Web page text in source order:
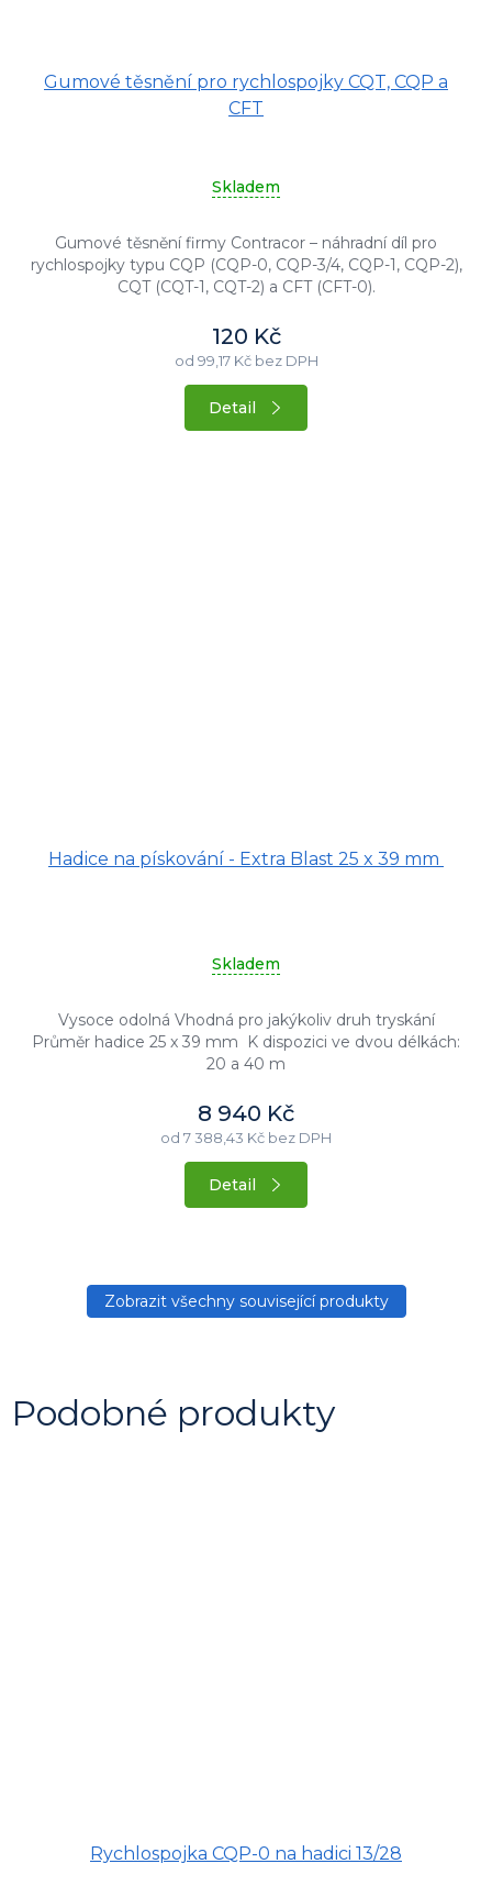
Gumové těsnění pro rychlospojky CQT, CQP a
CFT
Skladem
Gumové těsnění firmy Contracor – náhradní díl pro
rychlospojky typu CQP (CQP-0, CQP-3/4, CQP-1, CQP-2),
CQT (CQT-1, CQT-2) a CFT (CFT-0).
120 Kč
od 99,17 Kč bez DPH
Detail
Hadice na pískování - Extra Blast 25 x 39 mm
Skladem
Vysoce odolná Vhodná pro jakýkoliv druh tryskání
Průměr hadice 25 x 39 mm K dispozici ve dvou délkách:
20 a 40 m
8 940 Kč
od 7 388,43 Kč bez DPH
Detail
Zobrazit všechny související produkty
Rychlospojka CQP-0 na hadici 13/28